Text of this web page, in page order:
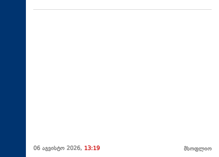
06 აგვისტო 2026, 13:19 მსოფლიო